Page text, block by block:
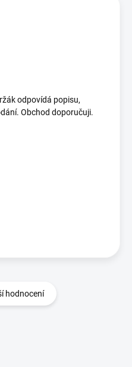
odpovídá popisu,
Obchod doporučuji.
hodnocení